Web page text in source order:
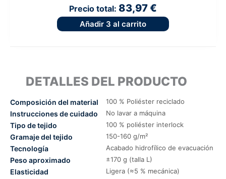
Precio total: 83,97 €
Añadir 3 al carrito
DETALLES DEL PRODUCTO
Composición del material 100 % Poliéster reciclado
Instrucciones de cuidado No lavar a máquina
Tipo de tejido 100 % poliéster interlock
Gramaje del tejido 150-160 g/m²
Tecnología Acabado hidrofílico de evacuación
Peso aproximado ±170 g (talla L)
Elasticidad Ligera (≈5 % mecánica)